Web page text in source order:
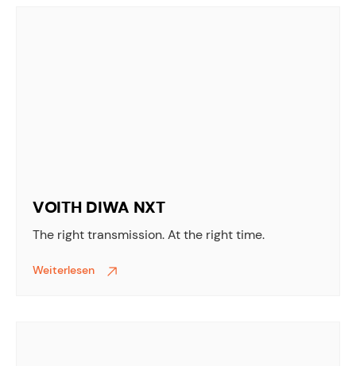
VOITH DIWA NXT
The right transmission. At the right time.
Weiterlesen